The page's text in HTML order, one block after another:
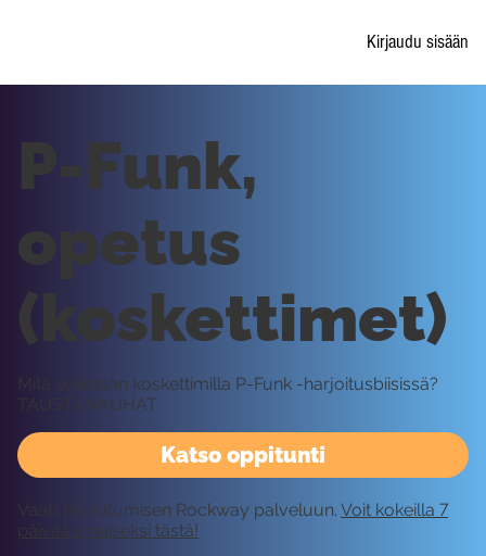
Kirjaudu sisään
Katso oppitunti
P-Funk,
opetus
(koskettimet)
Mitä soitetaan koskettimilla P-Funk -harjoitusbiisissä?
TAUSTANAUHAT
Vaatii kirjautumisen Rockway palveluun. Voit kokeilla 7
päivää ilmaiseksi tästä!